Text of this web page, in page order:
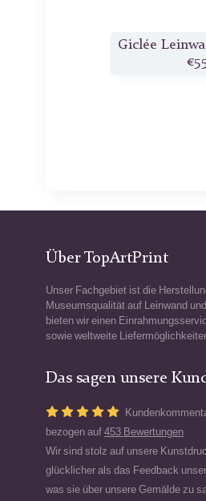
Giclée
Über TopArtPrint
Unser Fachgebiet ist die
Museumsqualität auf Leinwand
bieten wir einen
sowie weltweite
Das sagen unsere
bezogen auf 453 Bewertungen
Wir sind stolz auf unsere
glücklicher als das Feedback
was sie über unsere Gemälde zu